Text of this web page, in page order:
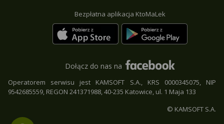
Bezpłatna aplikacja KtoMaLek
Dołącz do nas na
Operatorem serwisu jest KAMSOFT S.A., KRS 0000345075, NIP
9542685559, REGON 241371988, 40-235 Katowice, ul. 1 Maja 133
© KAMSOFT S.A.